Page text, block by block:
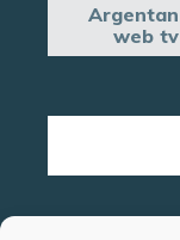
Argentan
web tv